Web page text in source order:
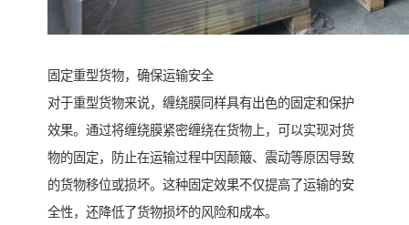
固定重型货物，确保运输安全
对于重型货物来说，缠绕膜同样具有出色的固定和保护
效果。通过将缠绕膜紧密缠绕在货物上，可以实现对货
物的固定，防止在运输过程中因颠簸、震动等原因导致
的货物移位或损坏。这种固定效果不仅提高了运输的安
全性，还降低了货物损坏的风险和成本。